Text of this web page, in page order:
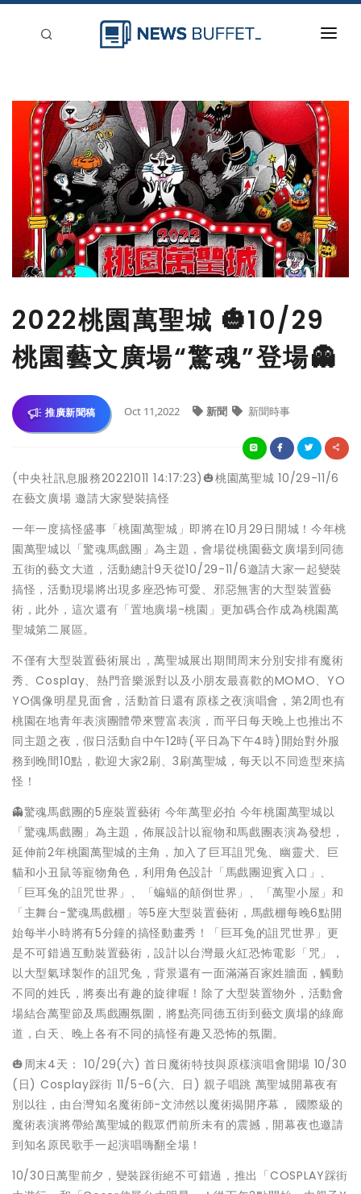
新聞稿分類
登入
刊登
2022桃園萬聖城 🎃10/29
桃園藝文廣場“驚魂”登場👻
推廣新聞稿 Oct 11,2022 新聞 新聞時事
(中央社訊息服務20221011 14:17:23)🎃桃園萬聖城 10/29-11/6
在藝文廣場 邀請大家變裝搞怪
一年一度搞怪盛事「桃園萬聖城」即將在10月29日開城！今年桃
園萬聖城以「驚魂馬戲團」為主題，會場從桃園藝文廣場到同德
五街的藝文大道，活動總計9天從10/29-11/6邀請大家一起變裝
搞怪，活動現場將出現多座恐怖可愛、邪惡無害的大型裝置藝
術，此外，這次還有「置地廣場-桃園」更加碼合作成為桃園萬
聖城第二展區。
不僅有大型裝置藝術展出，萬聖城展出期間周末分別安排有魔術
秀、Cosplay、熱門音樂派對以及小朋友最喜歡的MOMO、YO
YO偶像明星見面會，活動首日還有原樣之夜演唱會，第2周也有
桃園在地青年表演團體帶來豐富表演，而平日每天晚上也推出不
同主題之夜，假日活動自中午12時(平日為下午4時)開始對外服
務到晚間10點，歡迎大家2刷、3刷萬聖城，每天以不同造型來搞
怪！
👻驚魂馬戲團的5座裝置藝術 今年萬聖必拍 今年桃園萬聖城以
「驚魂馬戲團」為主題，佈展設計以寵物和馬戲團表演為發想，
延伸前2年桃園萬聖城的主角，加入了巨耳詛咒兔、幽靈犬、巨
貓和小丑鼠等寵物角色，利用角色設計「馬戲團迎賓入口」、
「巨耳兔的詛咒世界」、「蝙蝠的顛倒世界」、「萬聖小屋」和
「主舞台-驚魂馬戲棚」等5座大型裝置藝術，馬戲棚每晚6點開
始每半小時將有5分鐘的搞怪動畫秀！「巨耳兔的詛咒世界」更
是不可錯過互動裝置藝術，設計以台灣最火紅恐怖電影「咒」，
以大型氣球製作的詛咒兔，背景還有一面滿滿百家姓牆面，觸動
不同的姓氏，將奏出有趣的旋律喔！除了大型裝置物外，活動會
場結合萬聖節及馬戲團氛圍，將點亮同德五街到藝文廣場的綠廊
道，白天、晚上各有不同的搞怪有趣又恐怖的氛圍。
🎃周末4天： 10/29(六) 首日魔術特技與原樣演唱會開場 10/30
(日) Cosplay踩街 11/5-6(六、日) 親子唱跳 萬聖城開幕夜有
別以往，由台灣知名魔術師-文沛然以魔術揭開序幕， 國際級的
魔術表演將帶給萬聖城的觀眾們前所未有的震撼，開幕夜也邀請
到知名原民歌手一起演唱嗨翻全場！
10/30日萬聖前夕，變裝踩街絕不可錯過，推出「COSPLAY踩街